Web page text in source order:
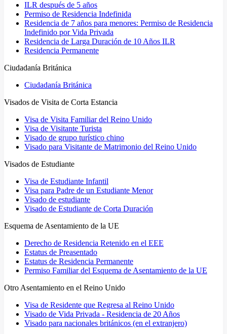
ILR después de 5 años
Permiso de Residencia Indefinida
Residencia de 7 años para menores: Permiso de Residencia
Indefinido por Vida Privada
Residencia de Larga Duración de 10 Años ILR
Residencia Permanente
Ciudadanía Británica
Ciudadanía Británica
Visados de Visita de Corta Estancia
Visa de Visita Familiar del Reino Unido
Visa de Visitante Turista
Visado de grupo turístico chino
Visado para Visitante de Matrimonio del Reino Unido
Visados de Estudiante
Visa de Estudiante Infantil
Visa para Padre de un Estudiante Menor
Visado de estudiante
Visado de Estudiante de Corta Duración
Esquema de Asentamiento de la UE
Derecho de Residencia Retenido en el EEE
Estatus de Preasentado
Estatus de Residencia Permanente
Permiso Familiar del Esquema de Asentamiento de la UE
Otro Asentamiento en el Reino Unido
Visa de Residente que Regresa al Reino Unido
Visado de Vida Privada - Residencia de 20 Años
Visado para nacionales británicos (en el extranjero)